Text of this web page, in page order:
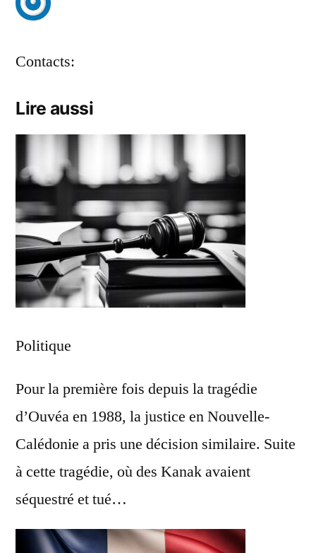
Contacts:
Lire aussi
Politique
Pour la première fois depuis la tragédie
d’Ouvéa en 1988, la justice en Nouvelle-
Calédonie a pris une décision similaire. Suite
à cette tragédie, où des Kanak avaient
séquestré et tué…